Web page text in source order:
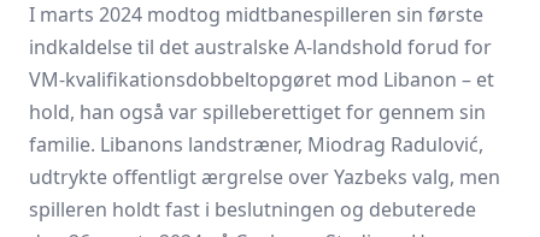
I marts 2024 modtog midtbanespilleren sin første
indkaldelse til det australske A-landshold forud for
VM-kvalifikationsdobbeltopgøret mod Libanon – et
hold, han også var spilleberettiget for gennem sin
familie. Libanons landstræner, Miodrag Radulović,
udtrykte offentligt ærgrelse over Yazbeks valg, men
spilleren holdt fast i beslutningen og debuterede